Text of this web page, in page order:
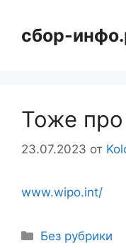
содержимому
сбор-
Тоже
23.07.2023 от
www.wipo.int/
Рубрики
Без рубрики